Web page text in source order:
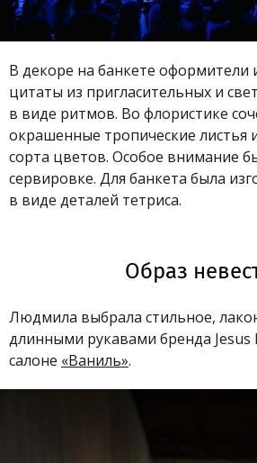
В декоре на банкете оформители
цитаты из пригласительных и
в виде ритмов. Во флористике
окрашенные тропические листья
сорта цветов. Особое внимание
сервировке. Для банкета была
в виде деталей тетриса.
Образ
Людмила выбрала стильное,
длинными рукавами бренда Jesus
салоне «Ваниль».